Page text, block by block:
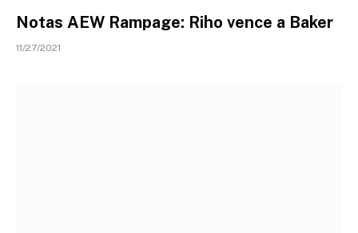
Notas AEW Rampage: Riho vence a Baker
11/27/2021